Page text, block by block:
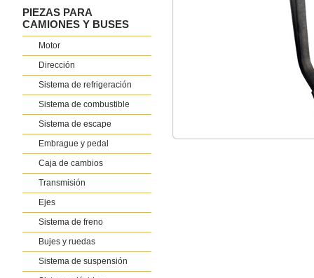
PIEZAS PARA
CAMIONES Y BUSES
Motor
Dirección
Sistema de refrigeración
Sistema de combustible
Sistema de escape
Embrague y pedal
Caja de cambios
Transmisión
Ejes
Sistema de freno
Bujes y ruedas
Sistema de suspensión